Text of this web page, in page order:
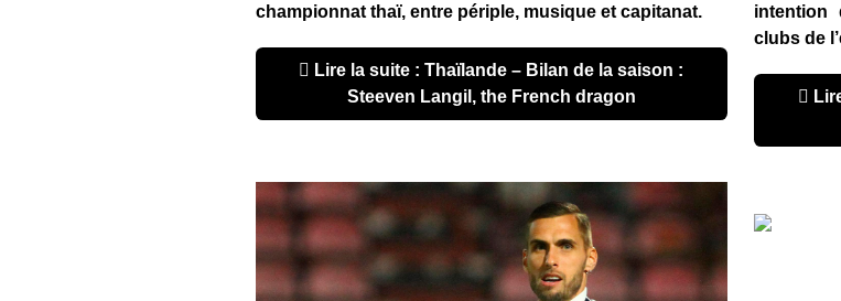
championnat thaï, entre périple, musique et capitanat.
Steeven Langil, the French dragon
intention
clubs de